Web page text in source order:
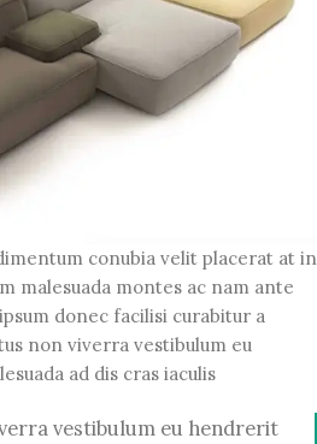
conubia velit placerat at in
malesuada montes ac nam ante
donec facilisi curabitur a
non viverra vestibulum eu
ad dis cras iaculis.
vestibulum eu hendrerit